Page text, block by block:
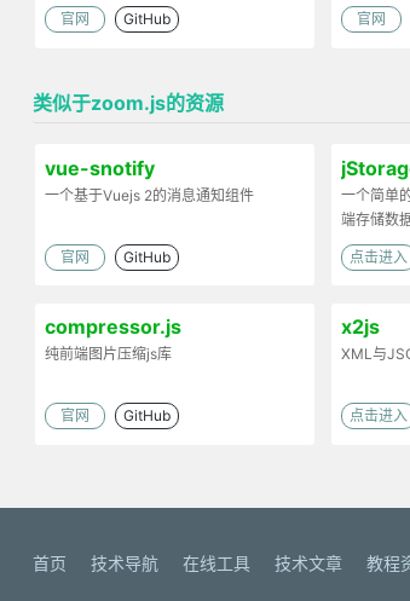
官网 GitHub 官网
类似于zoom.js的资源
vue-snotify
一个基于Vuejs 2的消息通知组件
官网 GitHub
一个简单
端存储数
点击进入
compressor.js
纯前端图片压缩js库
官网 GitHub
x2js
XML与
点击进入
首页 技术导航 在线工具 技术文章 教程